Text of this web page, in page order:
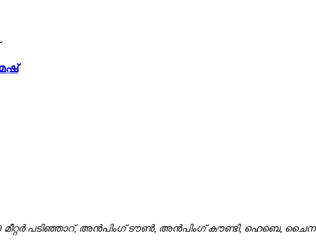
മീറ്റർ പടിഞ്ഞാറ്, അൻപിംഗ് ടൗൺ, അൻപിംഗ് കൗണ്ടി, ഹെബെ, ചൈന